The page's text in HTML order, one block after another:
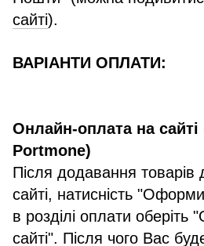
сайті).
ВАРІАНТИ ОПЛАТИ:
Онлайн-оплата на сайті
Portmone)
Після додавання
сайті, натисність
в розділі оплати
сайті". Після чого Вас